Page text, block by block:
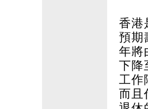
香港
預期
年將
下降
工作
而且